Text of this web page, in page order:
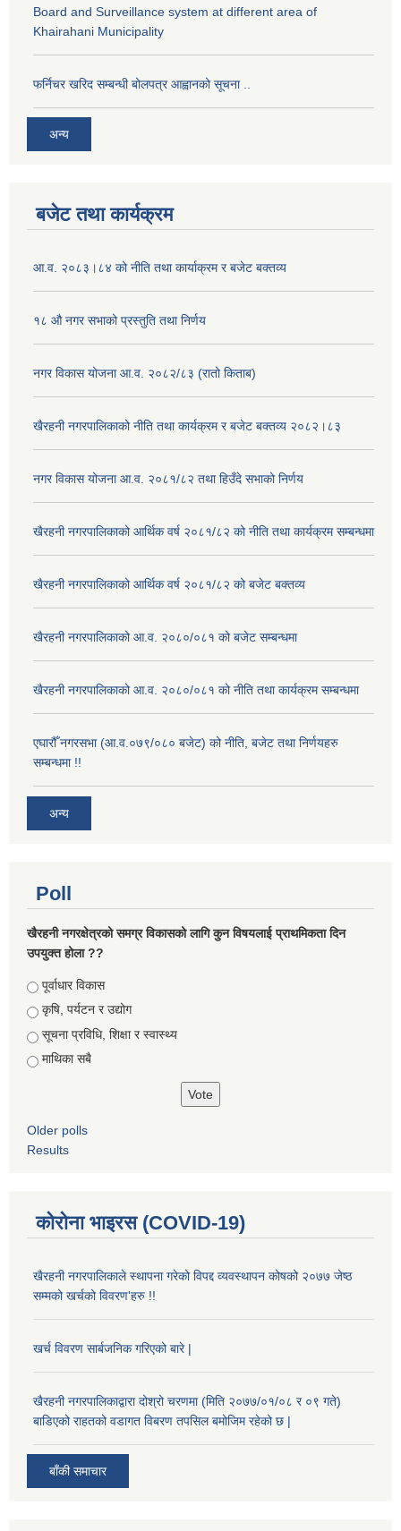
Board and Surveillance system at different area of
Khairahani Municipality
फर्निचर खरिद सम्बन्धी बोलपत्र आह्वानको सूचना ..
अन्य
बजेट तथा कार्यक्रम
आ.व. २०८३।८४ को नीति तथा कार्याक्रम र बजेट बक्तव्य
१८ औ नगर सभाको प्रस्तुति तथा निर्णय
नगर विकास योजना आ.व. २०८२/८३ (रातो किताब)
खैरहनी नगरपालिकाको नीति तथा कार्यक्रम र बजेट बक्तव्य २०८२।८३
नगर विकास योजना आ.व. २०८१/८२ तथा हिउँदे सभाको निर्णय
खैरहनी नगरपालिकाको आर्थिक वर्ष २०८१/८२ को नीति तथा कार्यक्रम सम्बन्धमा
खैरहनी नगरपालिकाको आर्थिक वर्ष २०८१/८२ को बजेट बक्तव्य
खैरहनी नगरपालिकाको आ.व. २०८०/०८१ को बजेट सम्बन्धमा
खैरहनी नगरपालिकाको आ.व. २०८०/०८१ को नीति तथा कार्यक्रम सम्बन्धमा
एघारौँ नगरसभा (आ.व.०७९/०८० बजेट) को नीति, बजेट तथा निर्णयहरु
सम्बन्धमा !!
अन्य
Poll
खैरहनी नगरक्षेत्रको समग्र विकासको लागि कुन विषयलाई प्राथमिकता दिन
उपयुक्त होला ??
Choices
पूर्वाधार विकास
कृषि, पर्यटन र उद्योग
सूचना प्रविधि, शिक्षा र स्वास्थ्य
माथिका सबै
Older polls
Results
कोरोना भाइरस (COVID-19)
खैरहनी नगरपालिकाले स्थापना गरेको विपद्द व्यवस्थापन कोषको २०७७ जेष्ठ
सम्मको खर्चको विवरण'हरु !!
खर्च विवरण सार्बजनिक गरिएको बारे |
खैरहनी नगरपालिकाद्वारा दोश्रो चरणमा (मिति २०७७/०१/०८ र ०९ गते)
बाडिएको राहतको वडागत विबरण तपसिल बमोजिम रहेको छ |
बाँकी समाचार